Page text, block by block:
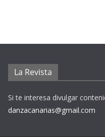
La Revista
Si te interesa divulgar
danzacanarias@gmail.com